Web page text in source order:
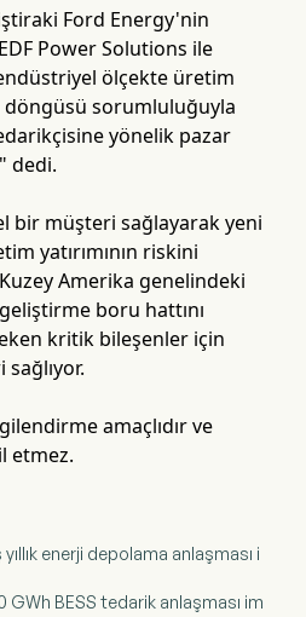
Ford Energy'nin
Power Solutions ile
ölçekte üretim
sorumluluğuyla
yönelik pazar
dedi.
bir müşteri sağlayarak yeni
yatırımının riskini
Amerika genelindeki
boru hattını
kritik bileşenler için
amaçlıdır ve
etmez.
enerji depolama anlaşması i
GWh BESS tedarik anlaşması im